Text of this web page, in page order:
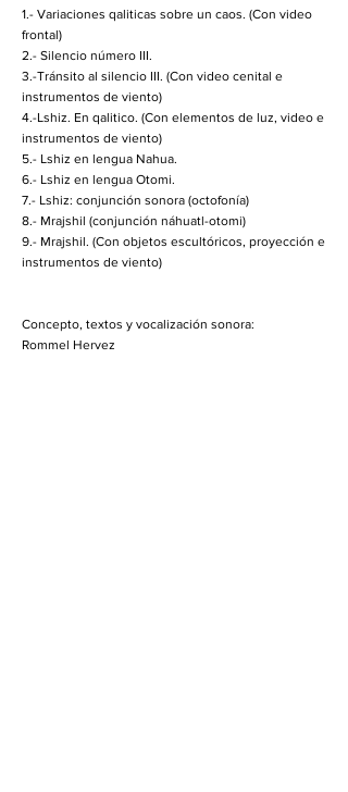
1.- Variaciones qaliticas sobre un caos. (Con video
frontal)
2.- Silencio número III.
3.-Tránsito al silencio III. (Con video cenital e
instrumentos de viento)
4.-Lshiz. En qalitico. (Con elementos de luz, video e
instrumentos de viento)
5.- Lshiz en lengua Nahua.
6.- Lshiz en lengua Otomi.
7.- Lshiz: conjunción sonora (octofonía)
8.- Mrajshil (conjunción náhuatl-otomi)
9.- Mrajshil. (Con objetos escultóricos, proyección e
instrumentos de viento)
Concepto, textos y vocalización sonora:
Rommel Hervez